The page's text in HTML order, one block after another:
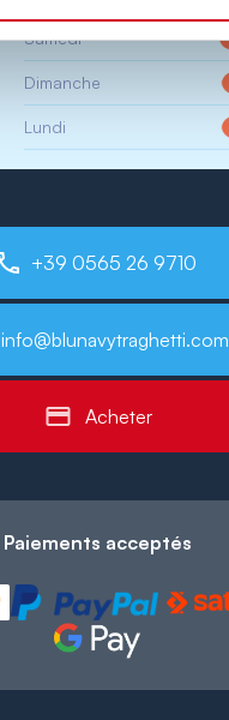
Samedi
Dimanche
Lundi
+39 0565 26 9710
info@blunavytraghetti.com
Acheter
Paiements acceptés